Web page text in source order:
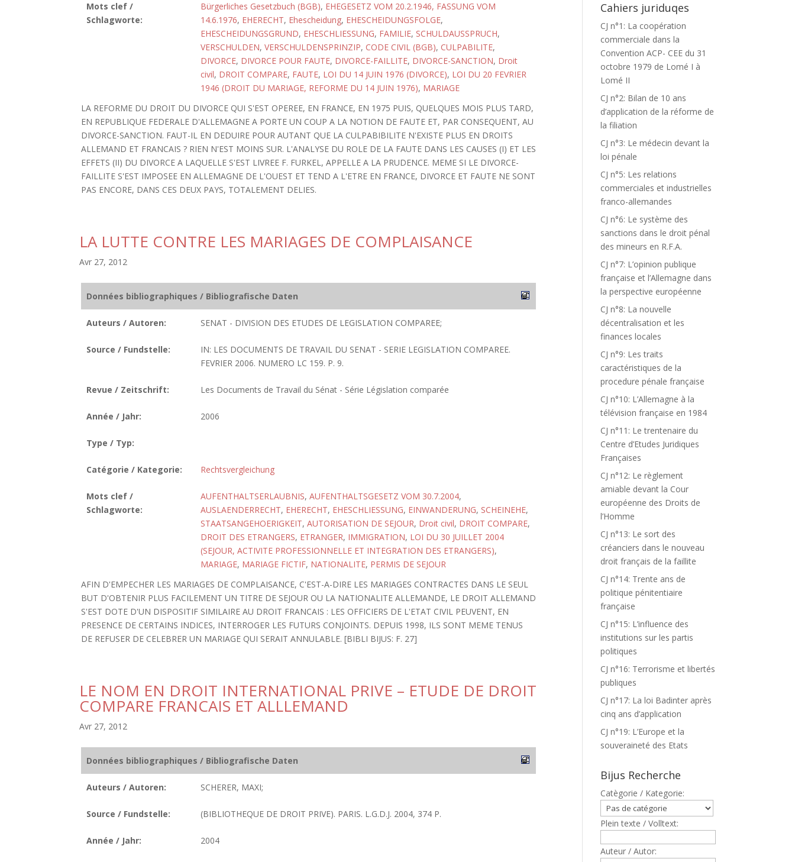
Mots clef /
Schlagworte:
Bürgerliches Gesetzbuch (BGB), EHEGESETZ VOM 20.2.1946, FASSUNG VOM
14.6.1976, EHERECHT, Ehescheidung, EHESCHEIDUNGSFOLGE,
EHESCHEIDUNGSGRUND, EHESCHLIESSUNG, FAMILIE, SCHULDAUSSPRUCH,
VERSCHULDEN, VERSCHULDENSPRINZIP, CODE CIVIL (BGB), CULPABILITE,
DIVORCE, DIVORCE POUR FAUTE, DIVORCE-FAILLITE, DIVORCE-SANCTION, Droit
civil, DROIT COMPARE, FAUTE, LOI DU 14 JUIN 1976 (DIVORCE), LOI DU 20 FEVRIER
1946 (DROIT DU MARIAGE, REFORME DU 14 JUIN 1976), MARIAGE
LA REFORME DU DROIT DU DIVORCE QUI S'EST OPEREE, EN FRANCE, EN 1975 PUIS, QUELQUES MOIS PLUS TARD,
EN REPUBLIQUE FEDERALE D'ALLEMAGNE A PORTE UN COUP A LA NOTION DE FAUTE ET, PAR CONSEQUENT, AU
DIVORCE-SANCTION. FAUT-IL EN DEDUIRE POUR AUTANT QUE LA CULPABIBILITE N'EXISTE PLUS EN DROITS
ALLEMAND ET FRANCAIS ? RIEN N'EST MOINS SUR. L'ANALYSE DU ROLE DE LA FAUTE DANS LES CAUSES (I) ET LES
EFFETS (II) DU DIVORCE A LAQUELLE S'EST LIVREE F. FURKEL, APPELLE A LA PRUDENCE. MEME SI LE DIVORCE-
FAILLITE S'EST IMPOSEE EN ALLEMAGNE DE L'OUEST ET TEND A L'ETRE EN FRANCE, DIVORCE ET FAUTE NE SONT
PAS ENCORE, DANS CES DEUX PAYS, TOTALEMENT DELIES.
LA LUTTE CONTRE LES MARIAGES DE COMPLAISANCE
Avr 27, 2012
Données bibliographiques / Bibliografische Daten
Auteurs / Autoren: SENAT - DIVISION DES ETUDES DE LEGISLATION COMPAREE;
Source / Fundstelle:
IN: LES DOCUMENTS DE TRAVAIL DU SENAT - SERIE LEGISLATION COMPAREE.
FEVRIER 2006. NUMERO LC 159. P. 9.
Revue / Zeitschrift: Les Documents de Travail du Sénat - Série Législation comparée
Année / Jahr: 2006
Type / Typ:
Catégorie / Kategorie: Rechtsvergleichung
Mots clef /
Schlagworte:
AUFENTHALTSERLAUBNIS, AUFENTHALTSGESETZ VOM 30.7.2004,
AUSLAENDERRECHT, EHERECHT, EHESCHLIESSUNG, EINWANDERUNG, SCHEINEHE,
STAATSANGEHOERIGKEIT, AUTORISATION DE SEJOUR, Droit civil, DROIT COMPARE,
DROIT DES ETRANGERS, ETRANGER, IMMIGRATION, LOI DU 30 JUILLET 2004
(SEJOUR, ACTIVITE PROFESSIONNELLE ET INTEGRATION DES ETRANGERS),
MARIAGE, MARIAGE FICTIF, NATIONALITE, PERMIS DE SEJOUR
AFIN D'EMPECHER LES MARIAGES DE COMPLAISANCE, C'EST-A-DIRE LES MARIAGES CONTRACTES DANS LE SEUL
BUT D'OBTENIR PLUS FACILEMENT UN TITRE DE SEJOUR OU LA NATIONALITE ALLEMANDE, LE DROIT ALLEMAND
S'EST DOTE D'UN DISPOSITIF SIMILAIRE AU DROIT FRANCAIS : LES OFFICIERS DE L'ETAT CIVIL PEUVENT, EN
PRESENCE DE CERTAINS INDICES, INTERROGER LES FUTURS CONJOINTS. DEPUIS 1998, ILS SONT MEME TENUS
DE REFUSER DE CELEBRER UN MARIAGE QUI SERAIT ANNULABLE. [BIBLI BIJUS: F. 27]
LE NOM EN DROIT INTERNATIONAL PRIVE – ETUDE DE DROIT
COMPARE FRANCAIS ET ALLLEMAND
Avr 27, 2012
Données bibliographiques / Bibliografische Daten
Auteurs / Autoren: SCHERER, MAXI;
Source / Fundstelle: (BIBLIOTHEQUE DE DROIT PRIVE). PARIS. L.G.D.J. 2004, 374 P.
Année / Jahr: 2004
Cahiers juriduqes
CJ n°1: La coopération
commerciale dans la
Convention ACP- CEE du 31
octobre 1979 de Lomé I à
Lomé II
CJ n°2: Bilan de 10 ans
d’application de la réforme de
la filiation
CJ n°3: Le médecin devant la
loi pénale
CJ n°5: Les relations
commerciales et industrielles
franco-allemandes
CJ n°6: Le système des
sanctions dans le droit pénal
des mineurs en R.F.A.
CJ n°7: L’opinion publique
française et l’Allemagne dans
la perspective européenne
CJ n°8: La nouvelle
décentralisation et les
finances locales
CJ n°9: Les traits
caractéristiques de la
procedure pénale française
CJ n°10: L’Allemagne à la
télévision française en 1984
CJ n°11: Le trentenaire du
Centre d’Etudes Juridiques
Françaises
CJ n°12: Le règlement
amiable devant la Cour
européenne des Droits de
l’Homme
CJ n°13: Le sort des
créanciers dans le nouveau
droit français de la faillite
CJ n°14: Trente ans de
politique pénitentiaire
française
CJ n°15: L’influence des
institutions sur les partis
politiques
CJ n°16: Terrorisme et libertés
publiques
CJ n°17: La loi Badinter après
cinq ans d’application
CJ n°19: L’Europe et la
souveraineté des Etats
Bijus Recherche
Catègorie / Kategorie:
Plein texte / Volltext:
Auteur / Autor: